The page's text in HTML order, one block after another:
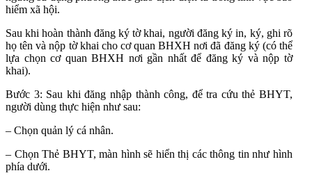
hiểm xã hội.
Sau khi hoàn thành đăng ký tờ khai, người đăng ký in, ký, ghi rõ
họ tên và nộp tờ khai cho cơ quan BHXH nơi đã đăng ký (có thể
lựa chọn cơ quan BHXH nơi gần nhất để đăng ký và nộp tờ
khai).
Bước 3: Sau khi đăng nhập thành công, để tra cứu thẻ BHYT,
người dùng thực hiện như sau:
– Chọn quản lý cá nhân.
– Chọn Thẻ BHYT, màn hình sẽ hiển thị các thông tin như hình
phía dưới.